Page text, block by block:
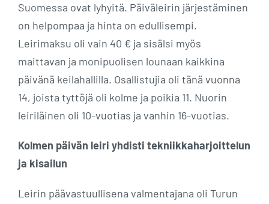
Suomessa ovat lyhyitä. Päiväleirin järjestäminen
on helpompaa ja hinta on edullisempi.
Leirimaksu oli vain 40 € ja sisälsi myös
maittavan ja monipuolisen lounaan kaikkina
päivänä keilahallilla. Osallistujia oli tänä vuonna
14, joista tyttöjä oli kolme ja poikia 11. Nuorin
leiriläinen oli 10-vuotias ja vanhin 16-vuotias.
Kolmen päivän leiri yhdisti tekniikkaharjoittelun
ja kisailun
Leirin päävastuullisena valmentajana oli Turun